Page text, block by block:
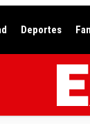
Deportes